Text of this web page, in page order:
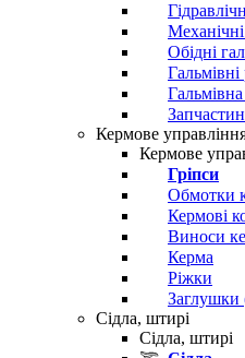
Обідні
Кермове
Кермове
Гріпси
Обмотки
Кермові
Виноси
Керма
Ріжки
Заглушки
Сідла, штирі
Сідла, штирі